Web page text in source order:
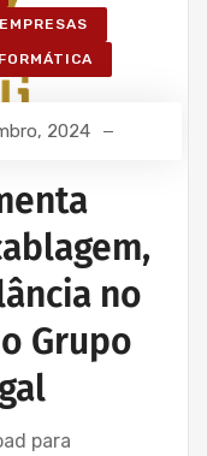
2024
no
Grupo
para